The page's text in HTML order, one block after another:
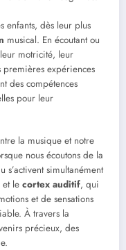
enfants, dès leur plus
musical. En écoutant ou
motricité, leur
expériences
des compétences
pour leur
la musique et notre
nous écoutons de la
s’activent simultanément
et le cortex auditif, qui
et de sensations
À travers la
précieux, des